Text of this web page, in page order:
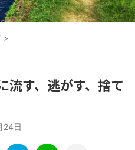
>
流す、逃がす、捨て
24日